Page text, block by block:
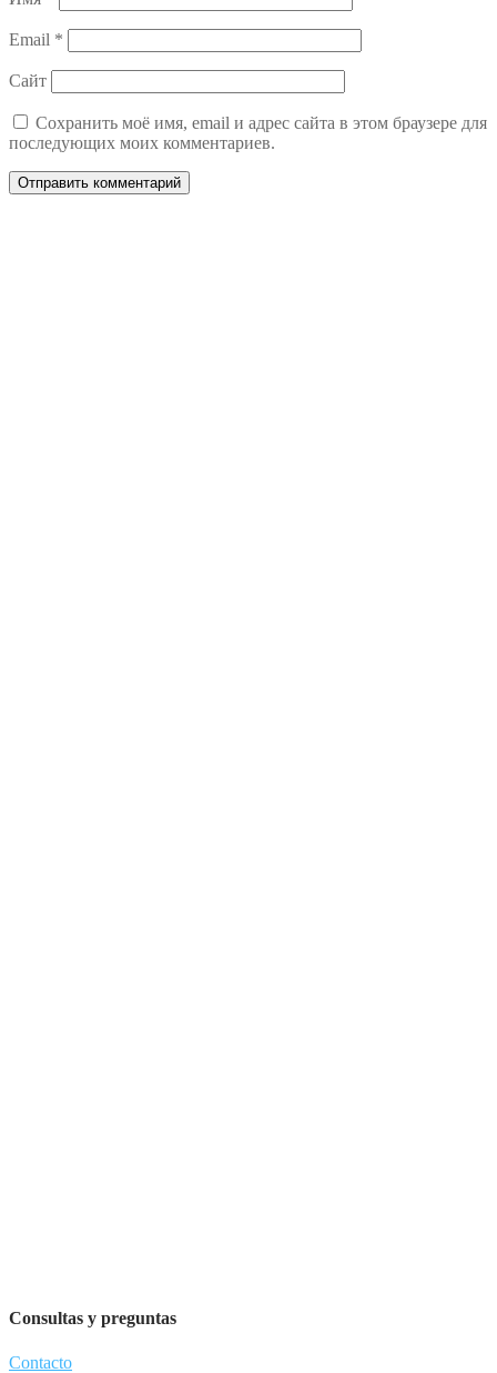
Email *
Сайт
Сохранить моё имя, email и адрес сайта в этом браузере для
последующих моих комментариев.
Consultas y preguntas
Contacto